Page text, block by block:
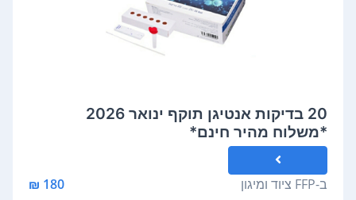
20 בדיקות אנטיגן תוקף ינואר 2026
*משלוח מהיר חינם*
ב-FFP ציוד ומיגון 180 ₪